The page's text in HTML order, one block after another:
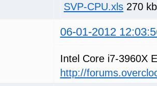
SVP-CPU.xls 270
06-01-2012
Intel Core i7-3960X
http://